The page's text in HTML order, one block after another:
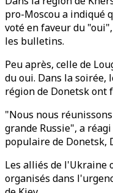
pro-Moscou a indiqué
voté en faveur du
les bulletins.
Peu après, celle de
du oui. Dans la soirée,
région de Donetsk ont
"Nous nous
grande Russie", a
populaire de Donetsk,
Les alliés de l'Ukraine
organisés dans